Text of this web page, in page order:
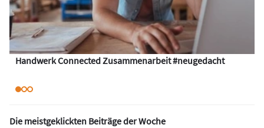
Handwerk Connected Zusammenarbeit #neugedacht
Die meistgeklickten Beiträge der Woche